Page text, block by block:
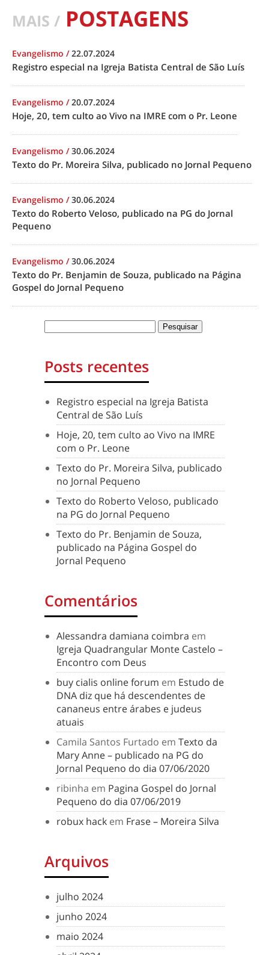
MAIS / POSTAGENS
Evangelismo /22.07.2024
Registro especial na Igreja Batista Central de São Luís
Evangelismo /20.07.2024
Hoje, 20, tem culto ao Vivo na IMRE com o Pr. Leone
Evangelismo /30.06.2024
Texto do Pr. Moreira Silva, publicado no Jornal Pequeno
Evangelismo /30.06.2024
Texto do Roberto Veloso, publicado na PG do Jornal
Pequeno
Evangelismo /30.06.2024
Texto do Pr. Benjamin de Souza, publicado na Página
Gospel do Jornal Pequeno
Posts recentes
Registro especial na Igreja Batista
Central de São Luís
Hoje, 20, tem culto ao Vivo na IMRE
com o Pr. Leone
Texto do Pr. Moreira Silva, publicado
no Jornal Pequeno
Texto do Roberto Veloso, publicado
na PG do Jornal Pequeno
Texto do Pr. Benjamin de Souza,
publicado na Página Gospel do
Jornal Pequeno
Comentários
Alessandra damiana coimbra em
Igreja Quadrangular Monte Castelo –
Encontro com Deus
buy cialis online forum em Estudo de
DNA diz que há descendentes de
cananeus entre árabes e judeus
atuais
Camila Santos Furtado em Texto da
Mary Anne – publicado na PG do
Jornal Pequeno do dia 07/06/2020
ribinha em Pagina Gospel do Jornal
Pequeno do dia 07/06/2019
robux hack em Frase – Moreira Silva
Arquivos
julho 2024
junho 2024
maio 2024